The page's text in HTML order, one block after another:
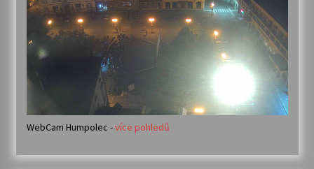
WebCam Humpolec -více pohledů